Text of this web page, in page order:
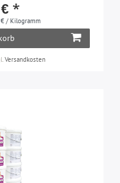
*
/ Kilogramm
Versandkosten